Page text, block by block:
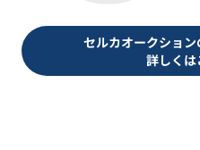
セルカオークショ
詳しくは